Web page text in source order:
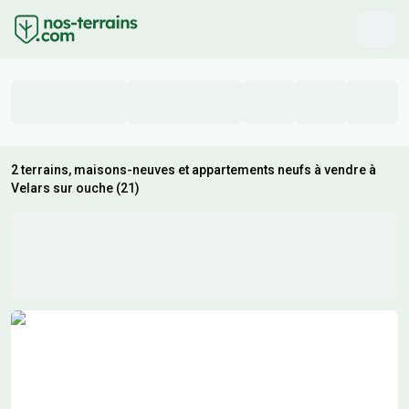
2 terrains, maisons-neuves et appartements neufs à vendre à
Velars sur ouche (21)
Résultats de recherche